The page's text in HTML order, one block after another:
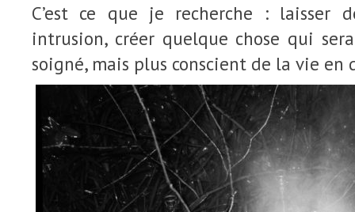
C’est ce que je recherche : laisser
intrusion, créer quelque chose qui
soigné, mais plus conscient de la vie en